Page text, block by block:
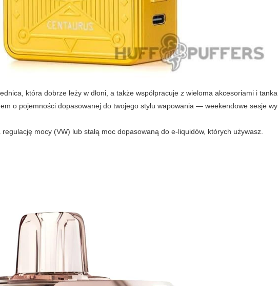
która dobrze leży w dłoni, a także współpracuje z wieloma akcesoriami i
o pojemności dopasowanej do twojego stylu wapowania — weekendowe sesje
mocy (VW) lub stałą moc dopasowaną do e-liquidów, których używasz.